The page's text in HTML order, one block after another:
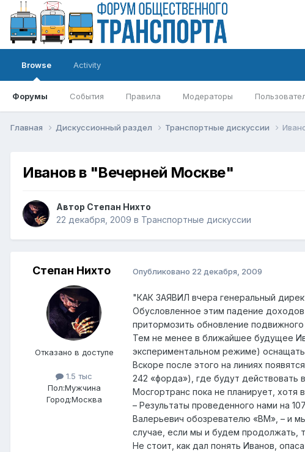
Browse
Форумы События Правила Модераторы
Activity
Главная Дискуссионный раздел Транспортные дискуссии
Иванов в "Вечерней Москве"
Автор Степан Нихто
22 декабря, 2009 в Транспортные дискуссии
Степан Нихто
Отказано в доступе
1.5 тыс
Пол:Мужчина
Город:Москва
Опубликовано 22 декабря, 2009
"КАК ЗАЯВИЛ вчера генеральный
Обусловленное этим падение
притормозить обновление
Тем не менее в ближайшее будущее
экспериментальном режиме)
Вскоре после этого на линиях
242 «форда»), где будут
Мосгортранс пока не планирует, хотя
– Результаты проведенного нами на
Валерьевич обозревателю «ВМ», – и
случае, если мы и будем продолжать,
Не стоит, как дал понять Иванов,